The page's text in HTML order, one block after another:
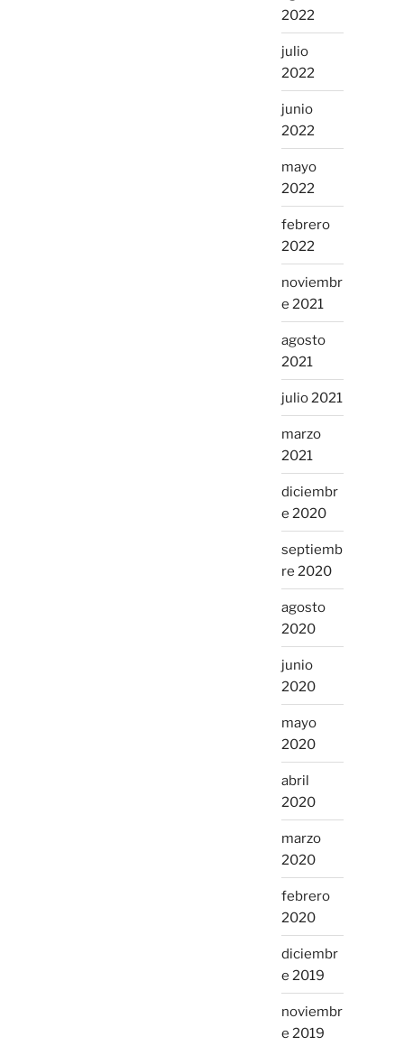
2022
julio
2022
junio
2022
mayo
2022
febrero
2022
noviembr
e 2021
agosto
2021
julio 2021
marzo
2021
diciembr
e 2020
septiemb
re 2020
agosto
2020
junio
2020
mayo
2020
abril
2020
marzo
2020
febrero
2020
diciembr
e 2019
noviembr
e 2019